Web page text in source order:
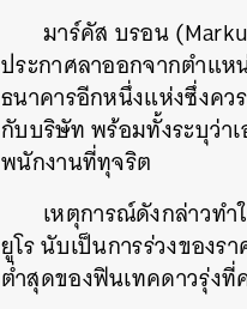
มาร์คัส บรอน
ประกาศลาออกจากตำแ
ธนาคารอีกหนึ่งแห่งซึ่งค
กับบริษัท พร้อมทั้งระบุว่า
พนักงานที่ทุจริต
เหตุการณ์ดังกล่าวทำ
ยูโร นับเป็นการร่วงของ
ต่ำสุดของฟินเทคดาวรุ่ง